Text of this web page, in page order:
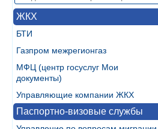
ЖКХ
БТИ
Газпром межрегионгаз
МФЦ (центр госуслуг Мои
документы)
Управляющие компании ЖКХ
Паспортно-визовые службы